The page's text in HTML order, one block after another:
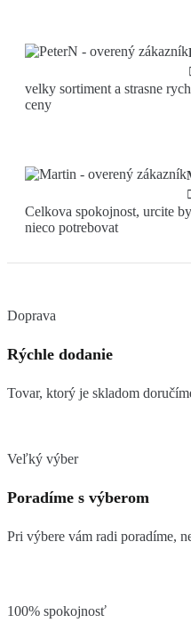
velky sortiment a strasne
ceny
Celkova spokojnost, urcite
nieco potrebovat
Doprava
Rýchle dodanie
Tovar, ktorý je skladom
Veľký výber
Poradíme s výberom
Pri výbere vám radi poradíme,
100% spokojnosť